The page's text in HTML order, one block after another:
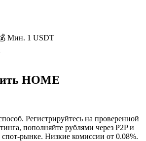
Мин. 1 USDT
HOME
Регистрируйтесь на проверенной
пополняйте рублями через P2P и
рынке. Низкие комиссии от 0.08%.